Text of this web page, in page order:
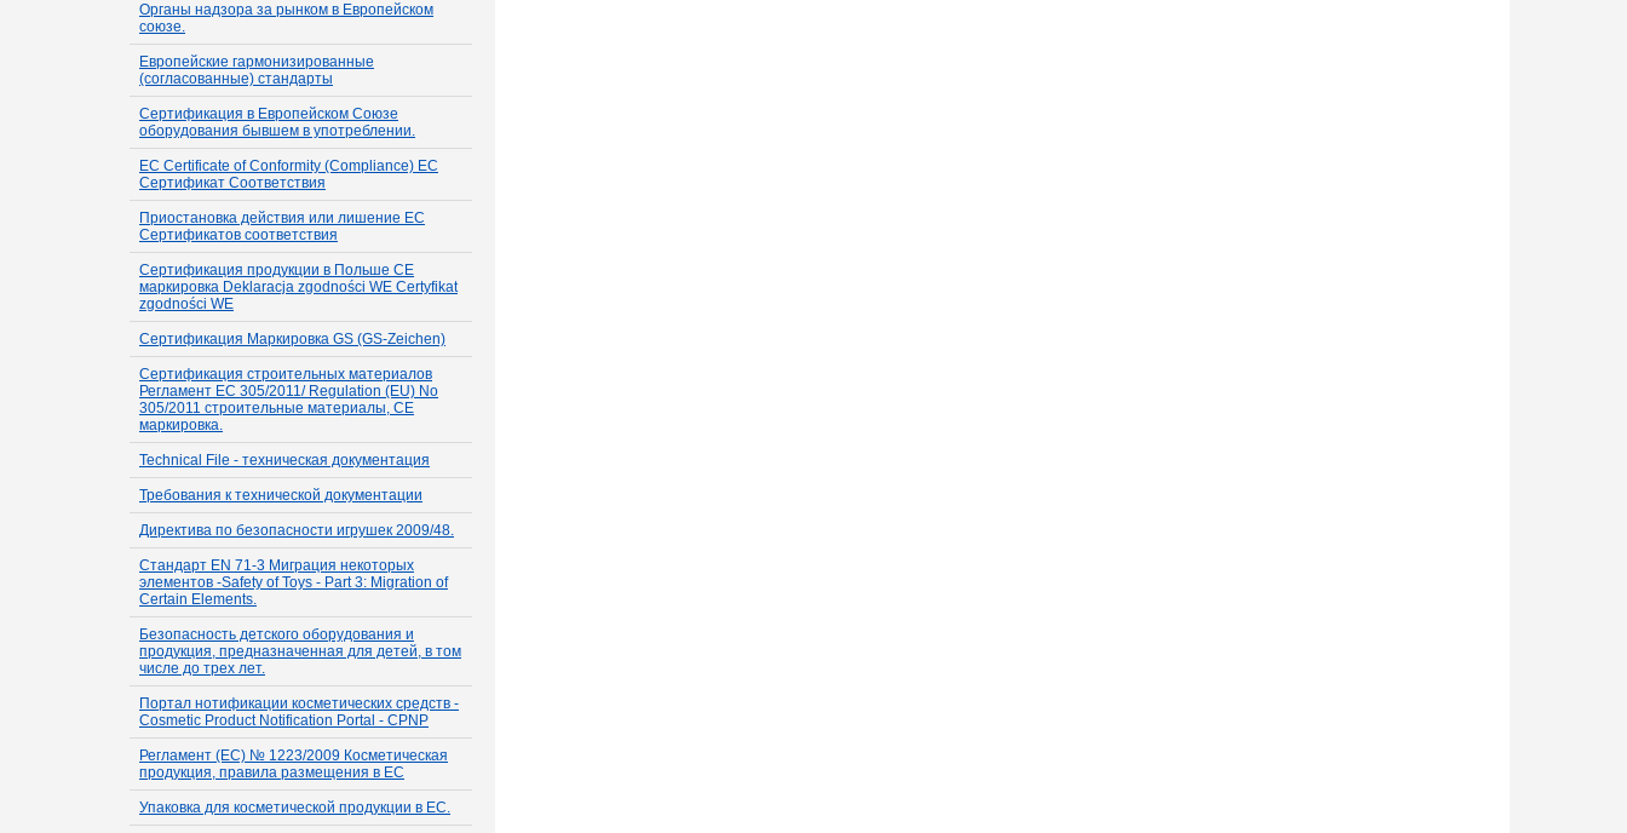
Органы надзора за рынком в Европейском
союзе.
Европейские гармонизированные
(согласованные) стандарты
Сертификация в Европейском Союзе
оборудования бывшем в употреблении.
EC Certificate of Conformity (Compliance) ЕС
Сертификат Соответствия
Приостановка действия или лишение ЕС
Сертификатов соответствия
Сертификация продукции в Польше СЕ
маркировка Deklaracja zgodności WE Certyfikat
zgodności WE
Сертификация Маркировка GS (GS-Zeichen)
Сертификация строительных материалов
Регламент ЕС 305/2011/ Regulation (EU) No
305/2011 строительные материалы, СЕ
маркировка.
Technical File - техническая документация
Требования к технической документации
Директива по безопасности игрушек 2009/48.
Стандарт EN 71-3 Миграция некоторых
элементов -Safety of Toys - Part 3: Migration of
Certain Elements.
Безопасность детского оборудования и
продукция, предназначенная для детей, в том
числе до трех лет.
Портал нотификации косметических средств -
Cosmetic Product Notification Portal - CPNP
Регламент (EC) № 1223/2009 Косметическая
продукция, правила размещения в ЕС
Упаковка для косметической продукции в ЕС.